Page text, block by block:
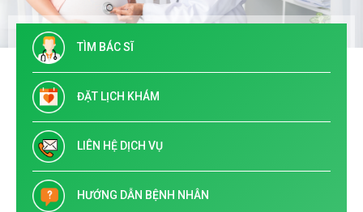
TÌM BÁC SĨ
ĐẶT LỊCH KHÁM
LIÊN HỆ DỊCH VỤ
HƯỚNG DẪN BỆNH NHÂN